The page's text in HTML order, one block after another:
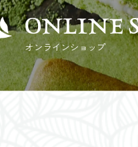
ONLINE
オンラインショップ